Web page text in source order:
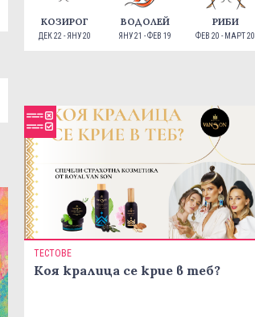
КОЗИРОГ
ДЕК 22 - ЯНУ 20
ВОДОЛЕЙ
ЯНУ 21 - ФЕВ 19
РИБИ
ФЕВ 20 - МАРТ 20
ТЕСТОВЕ
Коя кралица се крие в теб?